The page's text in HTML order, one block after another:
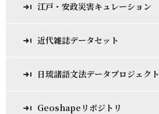
江戸・安政災害キュレーション
近代雑誌データセット
日琉諸語文法データプロジェクト
Geoshapeリポジトリ